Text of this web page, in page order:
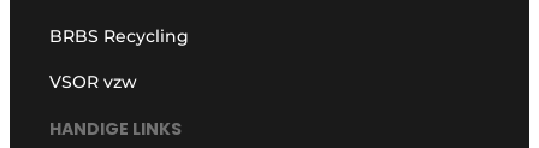
BRBS Recycling
VSOR vzw
HANDIGE LINKS